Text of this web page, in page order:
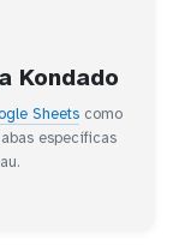
Kondado
Sheetscomo
específicas